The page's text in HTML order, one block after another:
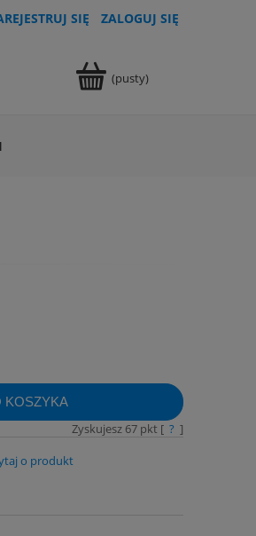
SIĘ ZALOGUJ SIĘ
(pusty)
KOSZYKA
Zyskujesz 67pkt [ ? ]
o produkt